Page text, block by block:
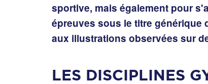
sportive, mais également pour
épreuves sous le titre générique
aux illustrations observées sur
LES DISCIPLINES